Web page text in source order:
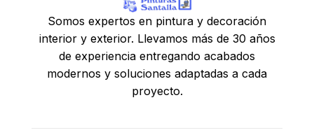
Somos expertos en pintura y decoración
interior y exterior. Llevamos más de 30 años
de experiencia entregando acabados
modernos y soluciones adaptadas a cada
proyecto.